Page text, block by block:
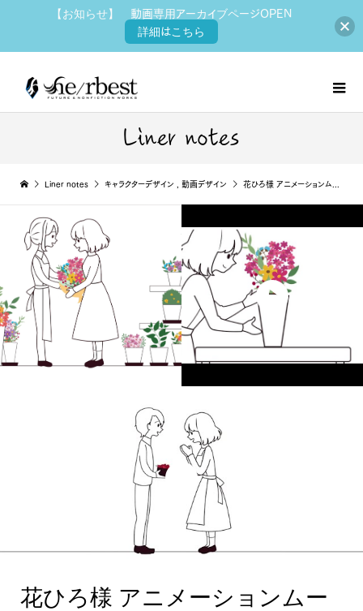
Liner notes
Liner notes キャラクターデザイン , 動画デザイン 花ひろ様 アニメーションムービー
花ひろ様 アニメ ロングバ
ージョン
花ひろ様 アニメ ショートバージョン
花ひろ様 アニメーションムー
【お知らせ】 動画専用アーカイブページOPEN
詳細はこちら